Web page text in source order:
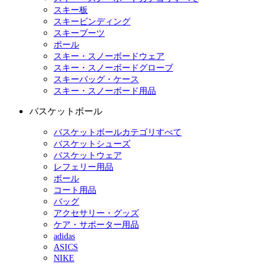
スキー板
スキービンディング
スキーブーツ
ポール
スキー・スノーボードウェア
スキー・スノーボードグローブ
スキーバッグ・ケース
スキー・スノーボード用品
バスケットボール
バスケットボールカテゴリすべて
バスケットシューズ
バスケットウェア
レフェリー用品
ボール
コート用品
バッグ
アクセサリー・グッズ
ケア・サポーター用品
adidas
ASICS
NIKE